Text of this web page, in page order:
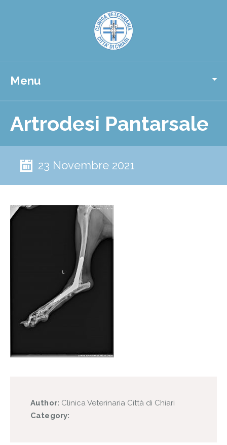
Menu
Artrodesi Pantarsale
23 Novembre 2021
Author: Clinica Veterinaria Città di Chiari
Category: